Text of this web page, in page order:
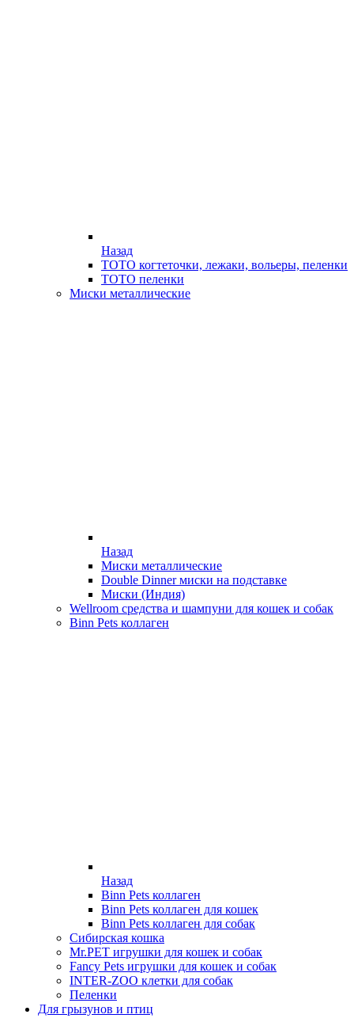
Назад
ТОТО когтеточки, лежаки, вольеры, пеленки
ТОТО пеленки
Миски металлические
Назад
Миски металлические
Double Dinner миски на подставке
Миски (Индия)
Wellroom средства и шампуни для кошек и собак
Binn Pets коллаген
Назад
Binn Pets коллаген
Binn Pets коллаген для кошек
Binn Pets коллаген для собак
Сибирская кошка
Mr.PET игрушки для кошек и собак
Fancy Pets игрушки для кошек и собак
INTER-ZOO клетки для собак
Пеленки
Для грызунов и птиц